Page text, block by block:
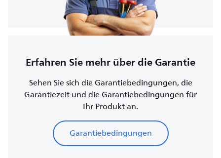
Erfahren Sie mehr über die Garantie
Sehen Sie sich die Garantiebedingungen, die
Garantiezeit und die Garantiebedingungen für
Ihr Produkt an.
Garantiebedingungen